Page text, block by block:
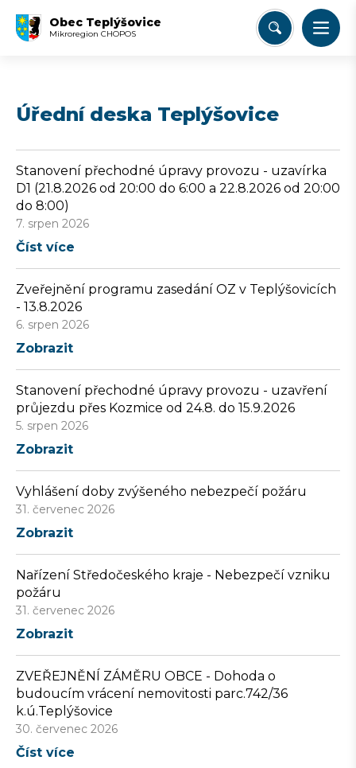
Obec Teplýšovice
Mikroregion CHOPOS
Úřední deska Teplýšovice
Stanovení přechodné úpravy provozu - uzavírka
D1 (21.8.2026 od 20:00 do 6:00 a 22.8.2026 od 20:00
do 8:00)
7. srpen 2026
Číst více
Zveřejnění programu zasedání OZ v Teplýšovicích
- 13.8.2026
6. srpen 2026
Zobrazit
Stanovení přechodné úpravy provozu - uzavření
průjezdu přes Kozmice od 24.8. do 15.9.2026
5. srpen 2026
Zobrazit
Vyhlášení doby zvýšeného nebezpečí požáru
31. červenec 2026
Zobrazit
Nařízení Středočeského kraje - Nebezpečí vzniku
požáru
31. červenec 2026
Zobrazit
ZVEŘEJNĚNÍ ZÁMĚRU OBCE - Dohoda o
budoucím vrácení nemovitosti parc.742/36
k.ú.Teplýšovice
30. červenec 2026
Číst více